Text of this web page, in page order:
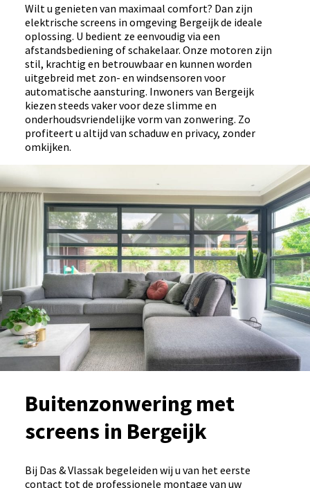
Wilt u genieten van maximaal comfort? Dan zijn
elektrische screens in omgeving Bergeijk de ideale
oplossing. U bedient ze eenvoudig via een
afstandsbediening of schakelaar. Onze motoren zijn
stil, krachtig en betrouwbaar en kunnen worden
uitgebreid met zon- en windsensoren voor
automatische aansturing. Inwoners van Bergeijk
kiezen steeds vaker voor deze slimme en
onderhoudsvriendelijke vorm van zonwering. Zo
profiteert u altijd van schaduw en privacy, zonder
omkijken.
Buitenzonwering met
screens in Bergeijk
Bij Das & Vlassak begeleiden wij u van het eerste
contact tot de professionele montage van uw